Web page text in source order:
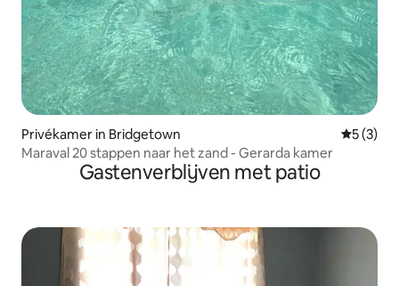
Privékamer in Bridgetown
5 (3)
Maraval 20 stappen naar het zand - Gerarda kamer
Gastenverblijven met patio